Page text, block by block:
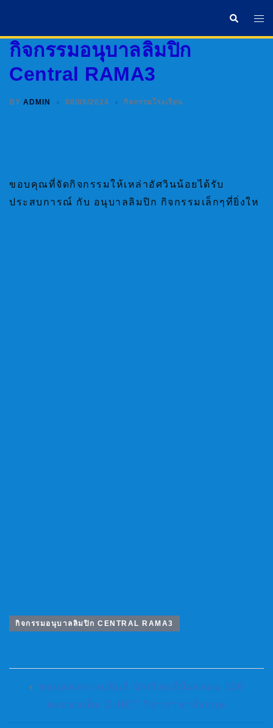
Content
Search
กิจกรรมอนุบาลลิมปิก
Central RAMA3
BY ADMIN 08/08/2024 กิจกรรมโรงเรียน
ขอบคุณที่จัดกิจกรรมให้เหล่าอัศวินน้อยได้รับ
ประสบการณ์ กับ อนุบาลลิมปิก กิจกรรมเล็กๆที่ยิ่งให
กิจกรรมอนุบาลลิมปิก CENTRAL RAMA3
Navigation
ขอแสดงความยินดี นักเรียนที่มีผลสอบ 100
คะแนนเต็ม O-NET วิชาภาษาอังกฤษ